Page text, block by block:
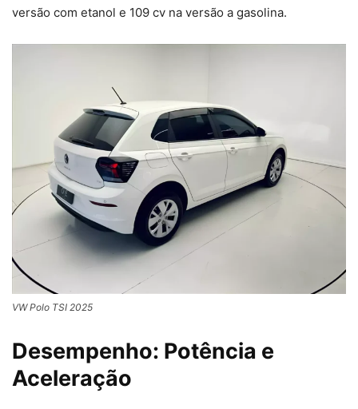
versão com etanol e 109 cv na versão a gasolina.
VW Polo TSI 2025
Desempenho: Potência e
Aceleração